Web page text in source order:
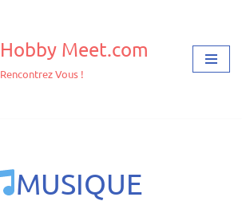
Hobby Meet.com
Rencontrez Vous !
​MUSIQUE